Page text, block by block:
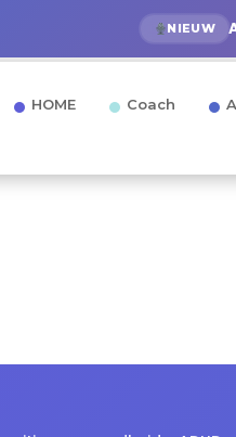
NIEUW
HOME Coach